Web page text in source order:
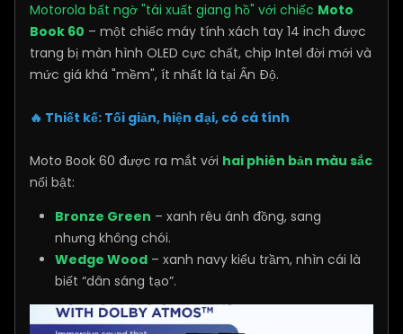
Motorola bất ngờ "tái xuất giang hồ" với chiếc Moto
Book 60 – một chiếc máy tính xách tay 14 inch được
trang bị màn hình OLED cực chất, chip Intel đời mới và
mức giá khá "mềm", ít nhất là tại Ấn Độ.
🔥 Thiết kế: Tối giản, hiện đại, có cá tính
Moto Book 60 được ra mắt với hai phiên bản màu sắc
nổi bật:
Bronze Green – xanh rêu ánh đồng, sang
nhưng không chói.
Wedge Wood – xanh navy kiểu trầm, nhìn cái là
biết “dân sáng tạo”.